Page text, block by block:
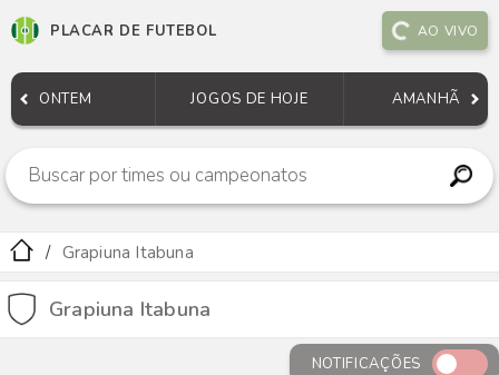
PLACAR DE FUTEBOL AO VIVO
ONTEM JOGOS DE HOJE AMANHÃ
Grapiuna Itabuna
Grapiuna Itabuna
NOTIFICAÇÕES